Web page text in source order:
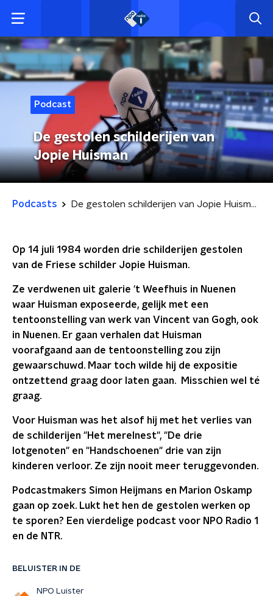
Podcast
De gestolen schilderijen van
Jopie Huisman
Podcasts De gestolen schilderijen van Jopie Huisman
Op 14 juli 1984 worden drie schilderijen gestolen
van de Friese schilder Jopie Huisman.
Ze verdwenen uit galerie 't Weefhuis in Nuenen
waar Huisman exposeerde, gelijk met een
tentoonstelling van werk van Vincent van Gogh, ook
in Nuenen. Er gaan verhalen dat Huisman
voorafgaand aan de tentoonstelling zou zijn
gewaarschuwd. Maar toch wilde hij de expositie
ontzettend graag door laten gaan. Misschien wel té
graag.
Voor Huisman was het alsof hij met het verlies van
de schilderijen "Het merelnest", "De drie
lotgenoten" en "Handschoenen" drie van zijn
kinderen verloor. Ze zijn nooit meer teruggevonden.
Podcastmakers Simon Heijmans en Marion Oskamp
gaan op zoek. Lukt het hen de gestolen werken op
te sporen? Een vierdelige podcast voor NPO Radio 1
en de NTR.
BELUISTER IN DE
NPO Luister